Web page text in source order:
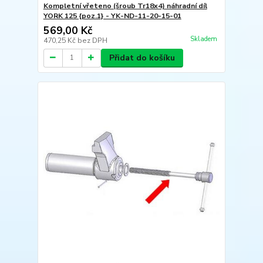
Kompletní vřeteno (šroub Tr18x4) náhradní díl
YORK 125 {poz.1} - YK-ND-11-20-15-01
569,00 Kč
470,25 Kč bez DPH Skladem
Přidat do košíku